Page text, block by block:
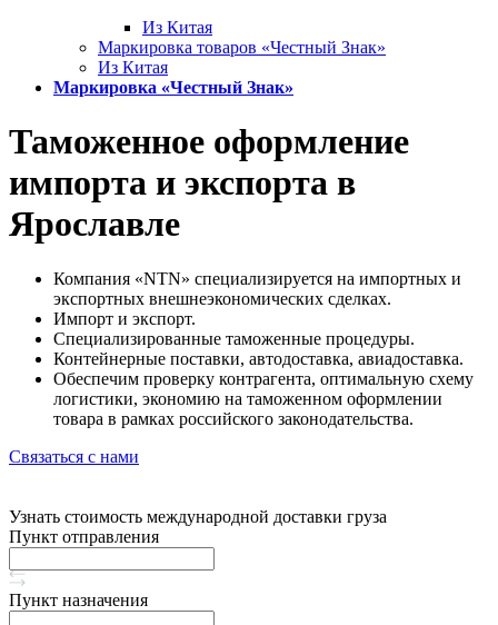
Из Китая
Маркировка товаров «Честный Знак»
Из Китая
Маркировка «Честный Знак»
Таможенное оформление
импорта и экспорта в
Ярославле
Компания «NTN» специализируется на импортных и
экспортных внешнеэкономических сделках.
Импорт и экспорт.
Специализированные таможенные процедуры.
Контейнерные поставки, автодоставка, авиадоставка.
Обеспечим проверку контрагента, оптимальную схему
логистики, экономию на таможенном оформлении
товара в рамках российского законодательства.
Связаться с нами
Узнать стоимость международной доставки груза
Пункт отправления
Пункт назначения